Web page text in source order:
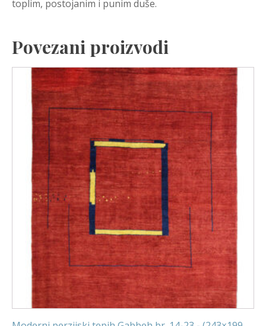
toplim, postojanim i punim duše.
Povezani proizvodi